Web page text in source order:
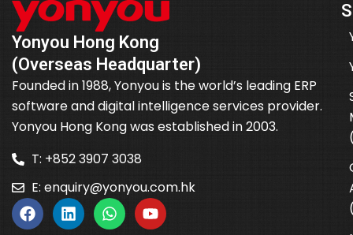
Yonyou Hong Kong
(Overseas Headquarter)
Founded in 1988, Yonyou is the world’s leading ERP
software and digital intelligence services provider.
Yonyou Hong Kong was established in 2003.
T: +852 3907 3038
E: enquiry@yonyou.com.hk